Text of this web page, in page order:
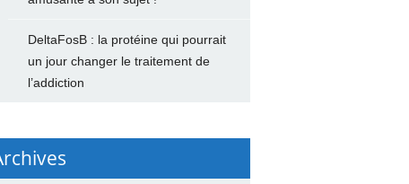
DeltaFosB : la protéine qui pourrait
un jour changer le traitement de
l’addiction